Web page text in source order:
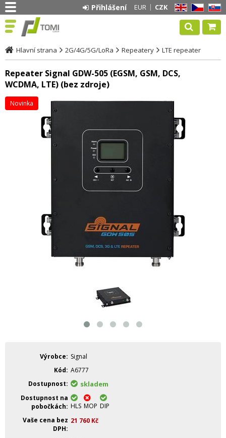
EN CZ SK
EUR CZK
Přihlášení
Hlavní strana 2G/4G/5G/LoRa Repeatery LTE repeater
Repeater Signal GDW-505 (EGSM, GSM, DCS,
WCDMA, LTE) (bez zdroje)
Novinka
Výrobce
Signal
Kód A6777
Dostupnost
skladem
Dostupnost na
pobočkách
HLS MOP DIP
Vaše cena bez
DPH
21 760 Kč